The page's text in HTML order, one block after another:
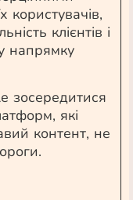
користувачів,
клієнтів і
напрямку
зосередитися
які
контент, не